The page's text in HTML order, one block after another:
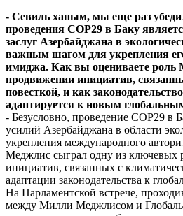
- Севиль ханым, мы еще раз
проведения COP29 в Баку
заслуг Азербайджана в
важным шагом для укрепления
имиджа. Как вы оцениваете
продвижении инициатив,
повесткой, и как
адаптируется к новым
- Безусловно, проведение COP29 в
усилий Азербайджана в области
укрепления международного
Меджлис сыграл одну из ключевых
инициатив, связанных с
адаптации законодательства к
На Парламентской встрече,
между Милли Меджлисом и